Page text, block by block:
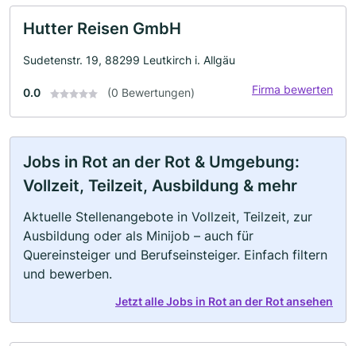
Hutter Reisen GmbH
Sudetenstr. 19, 88299 Leutkirch i. Allgäu
0.0 (0 Bewertungen) Firma bewerten
Jobs in Rot an der Rot & Umgebung:
Vollzeit, Teilzeit, Ausbildung & mehr
Aktuelle Stellenangebote in Vollzeit, Teilzeit, zur
Ausbildung oder als Minijob – auch für
Quereinsteiger und Berufseinsteiger. Einfach filtern
und bewerben.
Jetzt alle Jobs in Rot an der Rot ansehen